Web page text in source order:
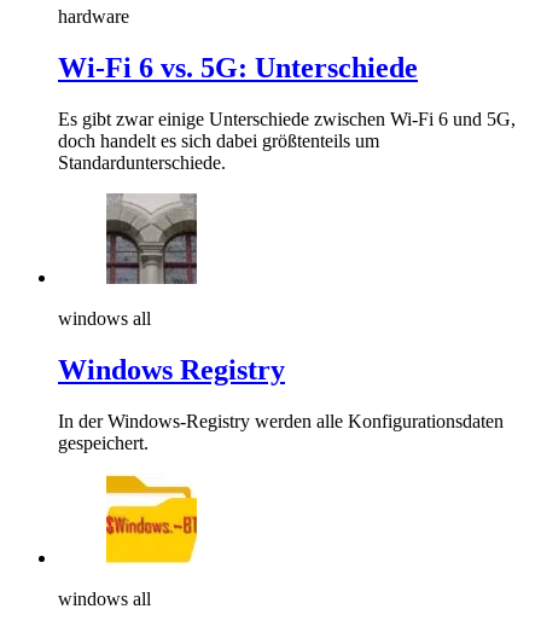
hardware
Wi-Fi 6 vs. 5G: Unterschiede
Es gibt zwar einige Unterschiede zwischen Wi-Fi 6 und 5G,
doch handelt es sich dabei größtenteils um
Standardunterschiede.
windows all
Windows Registry
In der Windows-Registry werden alle Konfigurationsdaten
gespeichert.
windows all